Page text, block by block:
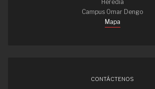
Heredia
Campus Omar Dengo
Mapa
CONTÁCTENOS